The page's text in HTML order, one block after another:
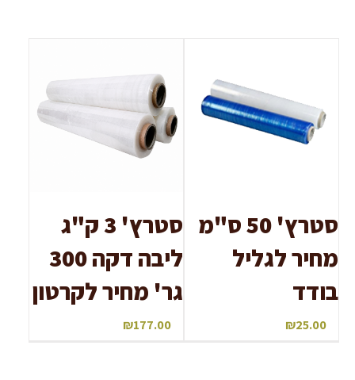
סטרץ' 50 ס"מ
מחיר לגליל
בודד
₪25.00
סטרץ' 3 ק"ג
ליבה דקה 300
גר' מחיר לקרטון
₪177.00